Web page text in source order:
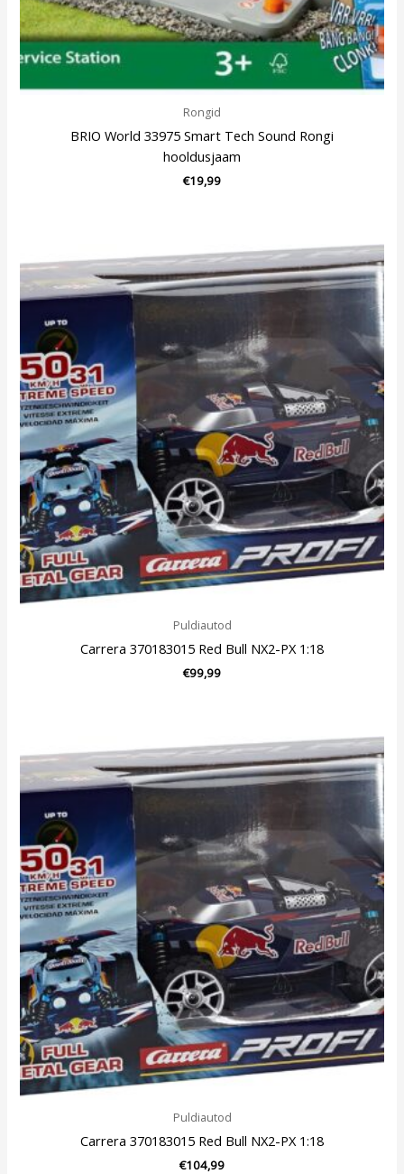
Rongid
BRIO World 33975 Smart Tech Sound Rongi
hooldusjaam
€19,99
Puldiautod
Carrera 370183015 Red Bull NX2-PX 1:18
€99,99
Puldiautod
Carrera 370183015 Red Bull NX2-PX 1:18
€104,99